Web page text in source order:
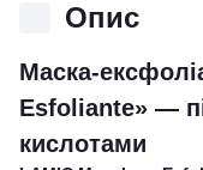
Опис
Маска-
Esfoliante» —
кислотами